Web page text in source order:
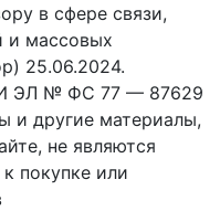
в сфере связи,
и массовых
25.06.2024.
ЭЛ № ФС 77 — 87629
и другие материалы,
не являются
покупке или